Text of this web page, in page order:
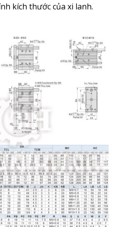
kích thước của xi lanh.